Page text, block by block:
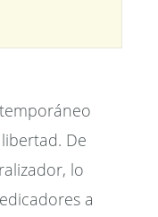
De
lo
a